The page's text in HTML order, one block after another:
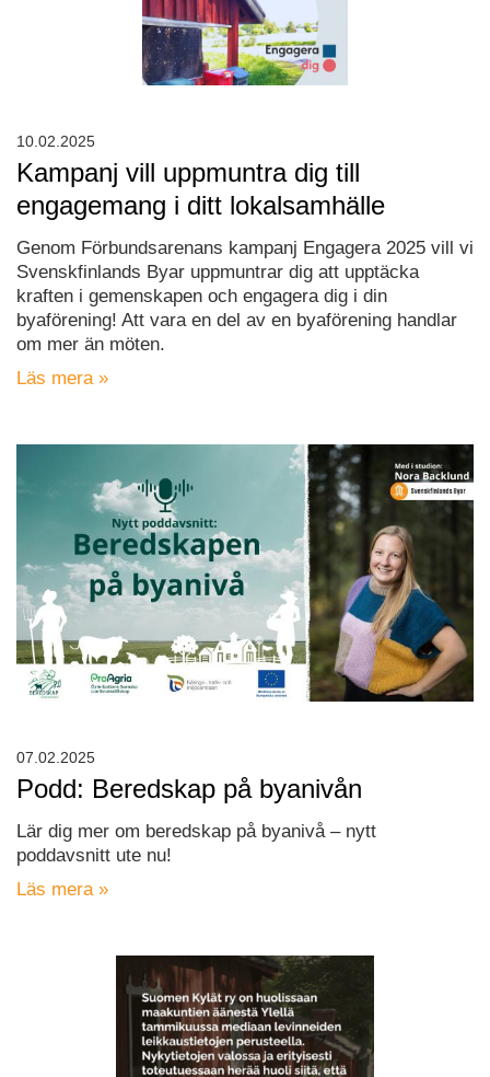
Kampanj vill uppmuntra dig till
engagemang i ditt lokalsamhälle
Genom Förbundsarenans kampanj Engagera 2025 vill vi
Svenskfinlands Byar uppmuntrar dig att upptäcka
kraften i gemenskapen och engagera dig i din
byaförening! Att vara en del av en byaförening handlar
om mer än möten.
Läs mera »
10.02.2025
Podd: Beredskap på byanivån
Lär dig mer om beredskap på byanivå – nytt
poddavsnitt ute nu!
Läs mera »
07.02.2025